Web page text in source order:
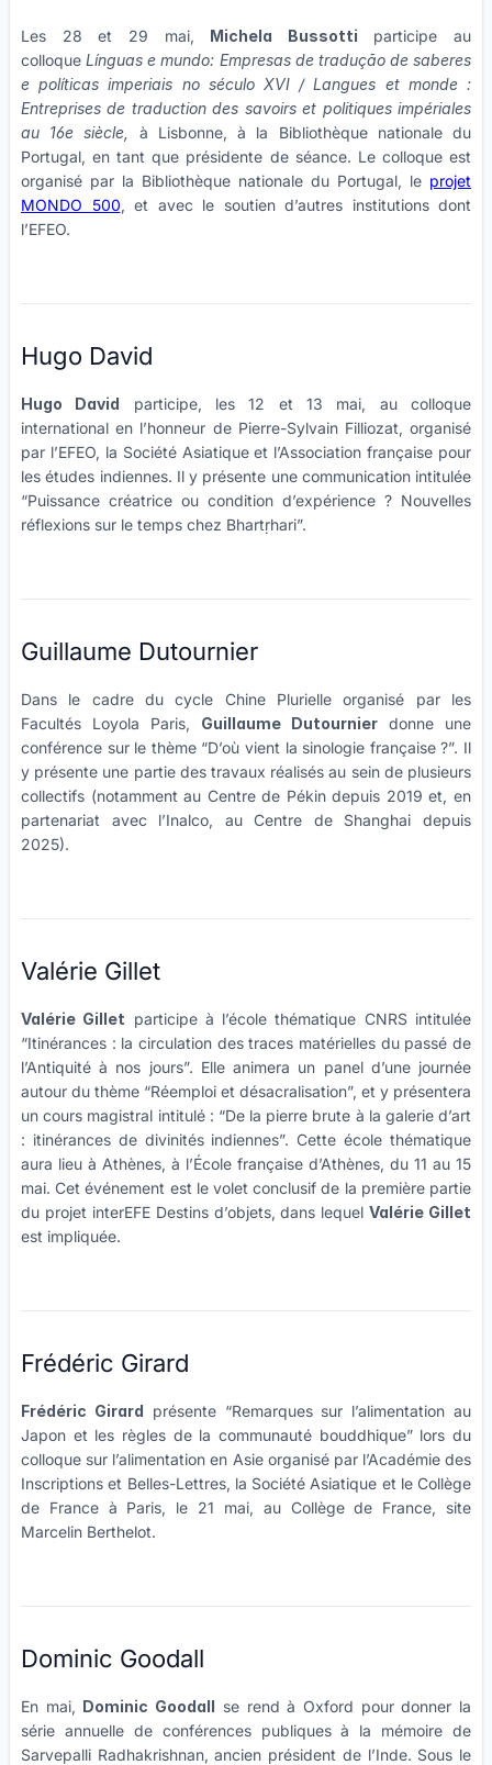
Les 28 et 29 mai, Michela Bussotti participe au
colloqueLínguas e mundo: Empresas de tradução de saberes
e políticas imperiais no século XVI / Langues et monde :
Entreprises de traduction des savoirs et politiques impériales
au 16e siècle, à Lisbonne, à la Bibliothèque nationale du
Portugal, en tant que présidente de séance. Le colloque est
organisé par la Bibliothèque nationale du Portugal, le projet
MONDO 500, et avec le soutien d’autres institutions dont
l’EFEO.
Hugo David
Hugo David participe, les 12 et 13 mai, au colloque
international en l’honneur de Pierre-Sylvain Filliozat, organisé
par l’EFEO, la Société Asiatique et l’Association française pour
les études indiennes. Il y présente une communication intitulée
“Puissance créatrice ou condition d’expérience ? Nouvelles
réflexions sur le temps chez Bhartṛhari”.
Guillaume Dutournier
Dans le cadre du cycle Chine Plurielle organisé par les
Facultés Loyola Paris, Guillaume Dutournier donne une
conférence sur le thème “D’où vient la sinologie française ?”. Il
y présente une partie des travaux réalisés au sein de plusieurs
collectifs (notamment au Centre de Pékin depuis 2019 et, en
partenariat avec l’Inalco, au Centre de Shanghai depuis
2025).
Valérie Gillet
Valérie Gillet participe à l’école thématique CNRS intitulée
“Itinérances : la circulation des traces matérielles du passé de
l’Antiquité à nos jours”. Elle animera un panel d’une journée
autour du thème “Réemploi et désacralisation”, et y présentera
un cours magistral intitulé : “De la pierre brute à la galerie d’art
: itinérances de divinités indiennes”. Cette école thématique
aura lieu à Athènes, à l’École française d’Athènes, du 11 au 15
mai. Cet événement est le volet conclusif de la première partie
du projet interEFE Destins d’objets, dans lequelValérie Gillet
est impliquée.
Frédéric Girard
Frédéric Girard présente “Remarques sur l’alimentation au
Japon et les règles de la communauté bouddhique” lors du
colloque sur l’alimentation en Asie organisé par l’Académie des
Inscriptions et Belles-Lettres, la Société Asiatique et le Collège
de France à Paris, le 21 mai, au Collège de France, site
Marcelin Berthelot.
Dominic Goodall
En mai, Dominic Goodall se rend à Oxford pour donner la
série annuelle de conférences publiques à la mémoire de
Sarvepalli Radhakrishnan, ancien président de l’Inde. Sous le